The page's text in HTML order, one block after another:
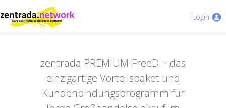
Login
zentrada PREMIUM-FreeD! - das
einzigartige Vorteilspaket und
Kundenbindungsprogramm für